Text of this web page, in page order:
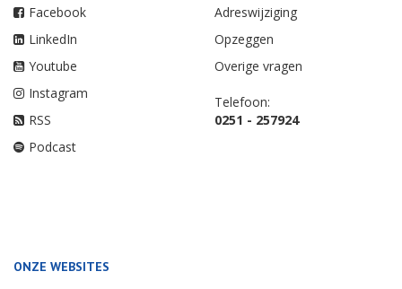
Facebook
LinkedIn
Youtube
Instagram
RSS
Podcast
Adreswijziging
Opzeggen
Overige vragen
Telefoon:
0251 - 257924
ONZE WEBSITES